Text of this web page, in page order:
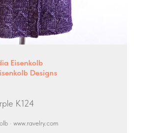
Eisenkolb
Designs
K124
· www.ravelry.com